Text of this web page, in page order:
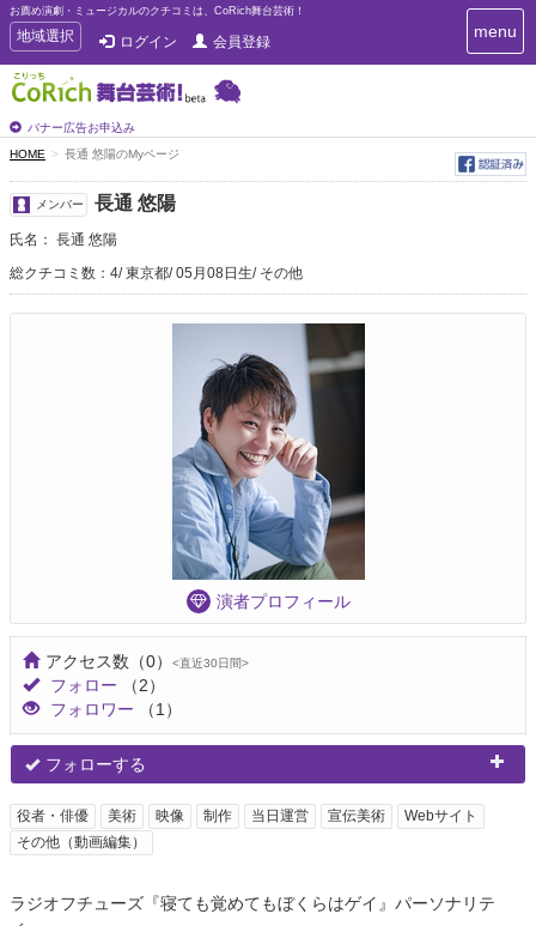
お薦め演劇・ミュージカルのクチコミは、CoRich舞台芸術！
T
o
g
g
e
n
a
v
i
g
t
i
地域選択 ログイン 会員登録
バナー広告お申込み
T
o
e
n
a
t
menu
HOME 長通 悠陽のMyページ
メンバー 長通 悠陽
氏名： 長通 悠陽
総クチコミ数：4 東京都 05月08日生 その他
演者プロフィール
アクセス数 （0） <直近30日間>
フォロー
（2）
フォロワー
（1）
フォローする
役者・俳優 美術 映像 制作 当日運営 宣伝美術
Webサイト
その他（動画編集）
ラジオフチューズ『寝ても覚めてもぼくらはゲイ』パーソナリテ